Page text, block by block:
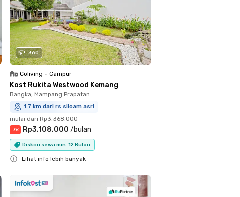
360
Coliving • Campur
Kost Rukita Westwood Kemang
Bangka, Mampang Prapatan
1.7 km dari rs siloam asri
mulai dari Rp3.368.000
-7% Rp3.108.000 /bulan
Diskon sewa min. 12 Bulan
Lihat info lebih banyak